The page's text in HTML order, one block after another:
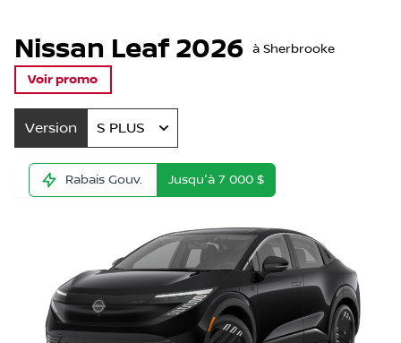
Nissan Leaf 2026 à Sherbrooke
Voir promo
Version S PLUS
Rabais Gouv. Jusqu'à 7 000 $